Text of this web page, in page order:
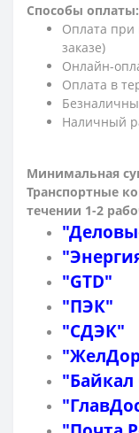
Способы оплаты:
Оплата при
заказе)
Онлайн-
Оплата в
Наличный
Минимальная
Транспортные
течении 1-2
"GTD"
"ПЭК"
"СДЭК"
"Байкал